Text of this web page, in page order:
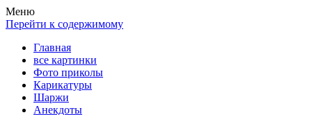
Весела хата — прикольные картинки, смешные истории,
клипы!
Покажем всем ваши фото приколы, карикатуры, шаржи, стихи,
рассказы, видео и песни!
Меню
Перейти к содержимому
Главная
все картинки
Фото приколы
Карикатуры
Шаржи
Анекдоты